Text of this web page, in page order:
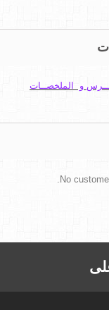
و الملخصــات
No